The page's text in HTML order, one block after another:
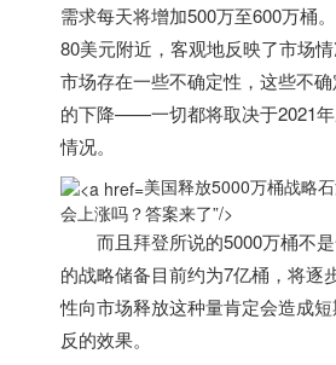
需求每天将增加500万至600万桶
80美元附近，客观地反映了市场
市场存在一些不确定性，这些不
的下降——一切都将取决于2021年
情况。
美国释放5000万桶战略
会上涨吗？答案来了”/>
而且拜登所说的5000万桶不是
的战略储备目前约为7亿桶，将逐
性向市场释放这种量肯定会造成
反的效果。